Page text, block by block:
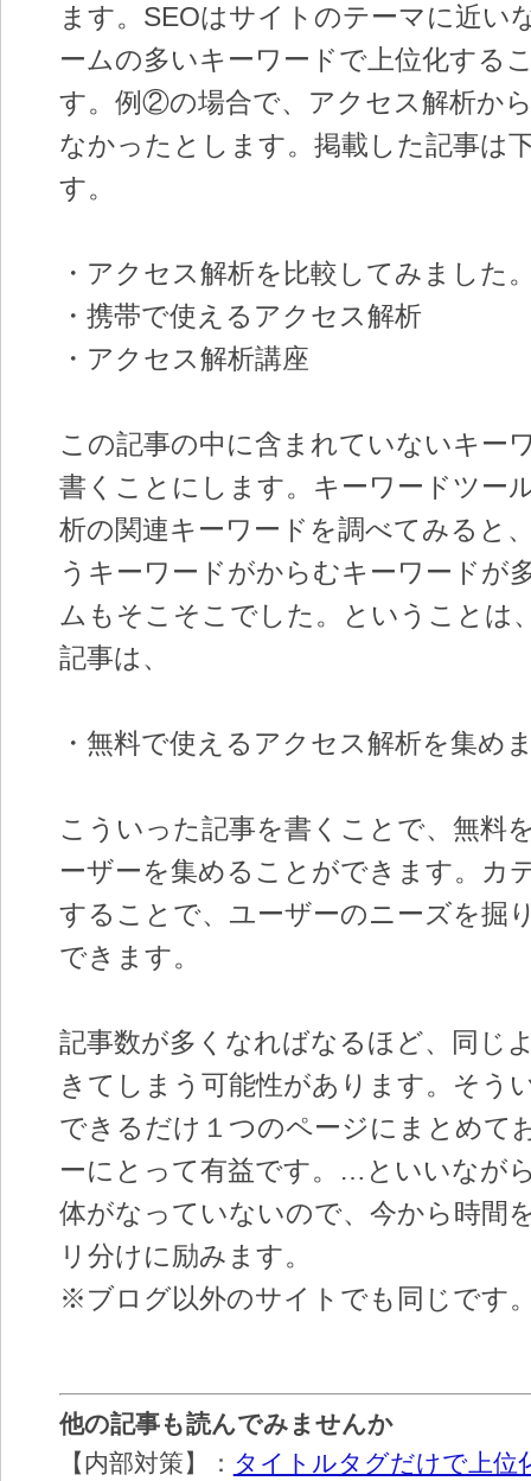
ます。SEOはサイトのテーマに近い
ームの多いキーワードで上位化する
す。例②の場合で、アクセス解析か
なかったとします。掲載した記事は
す。
・アクセス解析を比較してみました
・携帯で使えるアクセス解析
・アクセス解析講座
この記事の中に含まれていないキー
書くことにします。キーワードツー
析の関連キーワードを調べてみると
うキーワードがからむキーワードが
ムもそこそこでした。ということは
記事は、
・無料で使えるアクセス解析を集め
こういった記事を書くことで、無料
ーザーを集めることができます。カ
することで、ユーザーのニーズを掘
できます。
記事数が多くなればなるほど、同じ
きてしまう可能性があります。そう
できるだけ１つのページにまとめて
ーにとって有益です。…といいなが
体がなっていないので、今から時間
リ分けに励みます。
※ブログ以外のサイトでも同じです
他の記事も読んでみませんか
【内部対策】： タイトルタグだけで上位